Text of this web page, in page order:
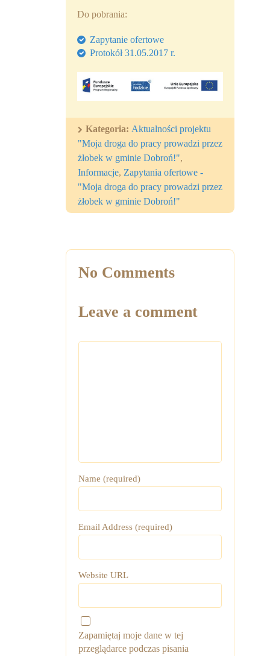
Do pobrania:
Zapytanie ofertowe
Protokół 31.05.2017 r.
Kategoria: Aktualności projektu
"Moja droga do pracy prowadzi przez
żłobek w gminie Dobroń!",
Informacje, Zapytania ofertowe -
"Moja droga do pracy prowadzi przez
żłobek w gminie Dobroń!"
No Comments
Leave a comment
Name (required)
Email Address (required)
Website URL
Zapamiętaj moje dane w tej
przeglądarce podczas pisania